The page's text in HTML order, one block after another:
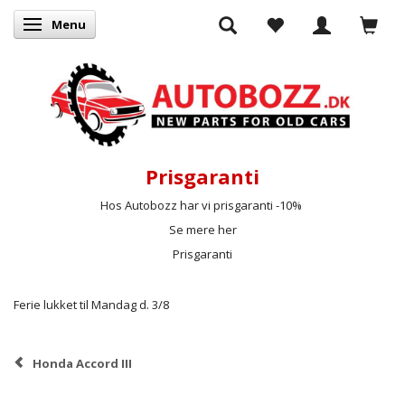
Skifte navigation
Menu
Prisgaranti
Hos Autobozz har vi prisgaranti -10%
Se mere her
Prisgaranti
Ferie lukket til Mandag d. 3/8
Honda Accord III